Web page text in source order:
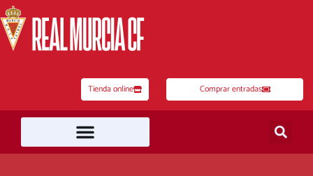
al
contenido
Tienda online Comprar entradas